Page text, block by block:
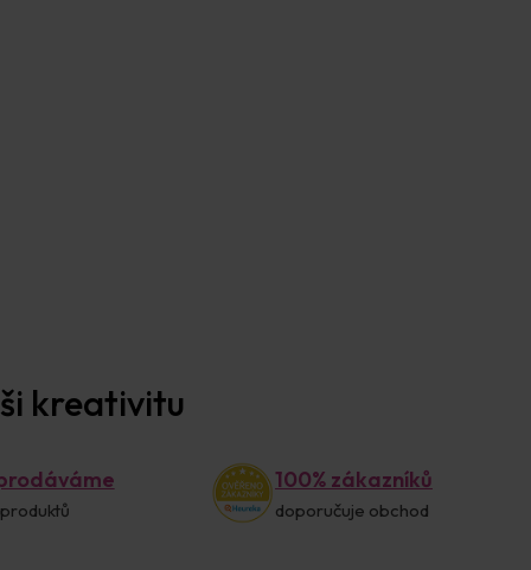
kreativitu
100% zákazníků
doporučuje obchod